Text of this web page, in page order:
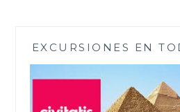
EXCURSIONES EN